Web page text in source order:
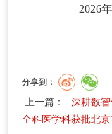
2026
分享到：
上一篇：
深耕数
全科医学科获批北